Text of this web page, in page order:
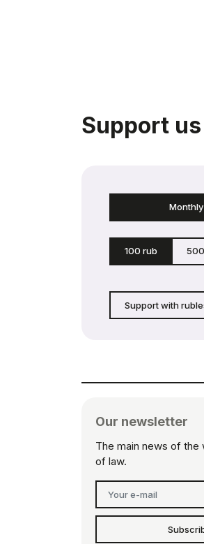
Support us
Monthly
100 rub
Support with
Our newsletter
The main news of the
of law.